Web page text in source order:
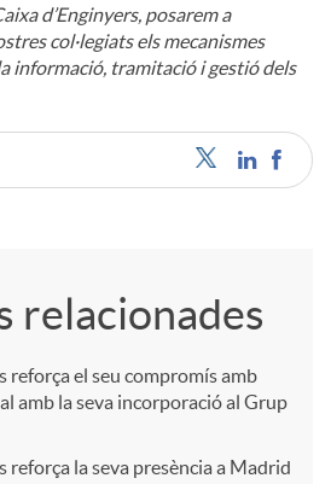
d’Enginyers, posarem a
col·legiats els mecanismes
informació, tramitació i gestió dels
relacionades
reforça el seu compromís amb
amb la seva incorporació al Grup
reforça la seva presència a Madrid